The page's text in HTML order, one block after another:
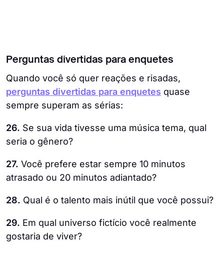
Perguntas divertidas para enquetes
Quando você só quer reações e risadas,
perguntas divertidas para enquetes quase
sempre superam as sérias:
26. Se sua vida tivesse uma música tema, qual
seria o gênero?
27. Você prefere estar sempre 10 minutos
atrasado ou 20 minutos adiantado?
28. Qual é o talento mais inútil que você possui?
29. Em qual universo fictício você realmente
gostaria de viver?